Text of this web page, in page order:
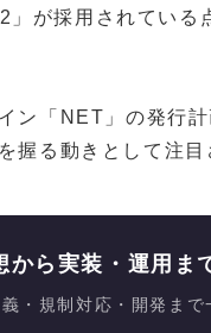
が採用されている
ン「NET」の発行
握る動きとして注目
ら実装・運用ま
・規制対応・開発まで